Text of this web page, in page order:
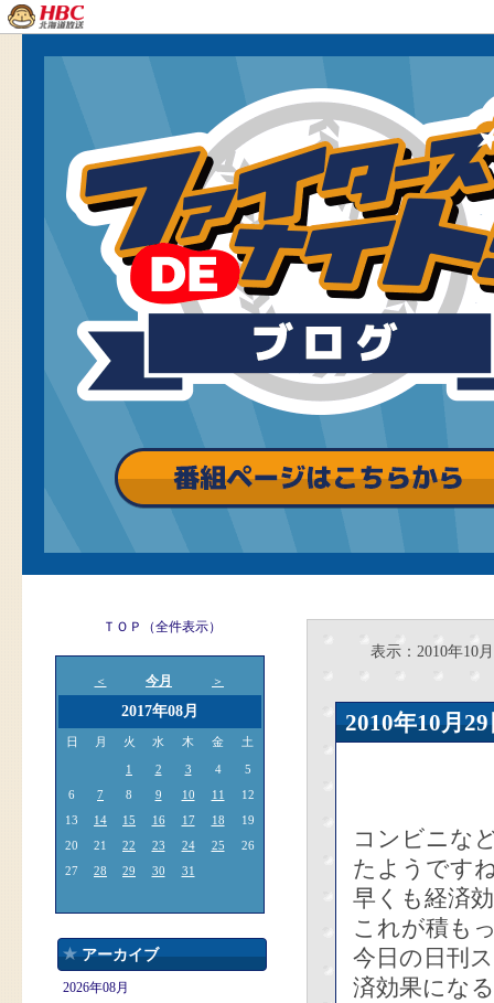
ＴＯＰ（全件表示）
＜ 今月 ＞
2017年08月
日 月 火 水 木 金 土
1 2 3 4
5
6
7 8 9 10 11
12
13
14 15 16 17 18
19
20
21 22 23 24 25
26
27
28 29 30 31
アーカイブ
2026年08月
表示：2010年10月
2010年10
コンビニな
たようです
早くも経済
これが積も
今日の日刊
済効果にな